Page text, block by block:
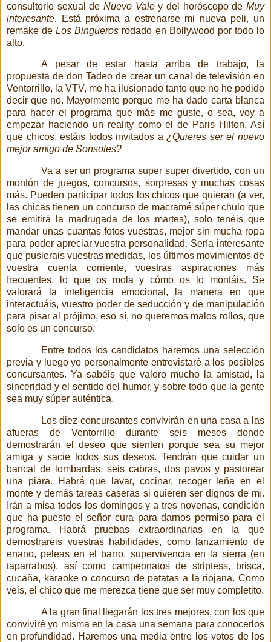
consultorio sexual de Nuevo Valey del horóscopo deMuy
interesante. Está próxima a estrenarse mi nueva peli, un
remake deLos Bingueros rodado en Bollywood por todo lo
alto.
A pesar de estar hasta arriba de trabajo, la
propuesta de don Tadeo de crear un canal de televisión en
Ventorrillo, la VTV, me ha ilusionado tanto que no he podido
decir que no. Mayormente porque me ha dado carta blanca
para hacer el programa que más me guste, o sea, voy a
empezar haciendo un reality como el de Paris Hilton. Así
que chicos, estáis todos invitados a¿Quieres ser el nuevo
mejor amigo de Sonsoles?
Va a ser un programa super super divertido, con un
montón de juegos, concursos, sorpresas y muchas cosas
más. Pueden participar todos los chicos que quieran (a ver,
las chicas tienen un concurso de macramé súper chulo que
se emitirá la madrugada de los martes), solo tenéis que
mandar unas cuantas fotos vuestras, mejor sin mucha ropa
para poder apreciar vuestra personalidad. Sería interesante
que pusierais vuestras medidas, los últimos movimientos de
vuestra cuenta corriente, vuestras aspiraciones más
frecuentes, lo que os mola y cómo os lo montáis. Se
valorará la inteligencia emocional, la manera en que
interactuáis, vuestro poder de seducción y de manipulación
para pisar al prójimo, eso sí, no queremos malos rollos, que
solo es un concurso.
Entre todos los candidatos haremos una selección
previa y luego yo personalmente entrevistaré a los posibles
concursantes. Ya sabéis que valoro mucho la amistad, la
sinceridad y el sentido del humor, y sobre todo que la gente
sea muy súper auténtica.
Los diez concursantes convivirán en una casa a las
afueras de Ventorrillo durante seis meses donde
demostrarán el deseo que sienten porque sea su mejor
amiga y sacie todos sus deseos. Tendrán que cuidar un
bancal de lombardas, seis cabras, dos pavos y pastorear
una piara. Habrá que lavar, cocinar, recoger leña en el
monte y demás tareas caseras si quieren ser dignos de mí.
Irán a misa todos los domingos y a tres novenas, condición
que ha puesto el señor cura para darnos permiso para el
programa. Habrá pruebas extraordinarias en la que
demostrareis vuestras habilidades, como lanzamiento de
enano, peleas en el barro, supervivencia en la sierra (en
taparrabos), así como campeonatos de striptess, brisca,
cucaña, karaoke o concurso de patatas a la riojana. Como
veis, el chico que me merezca tiene que ser muy completito.
A la gran final llegarán los tres mejores, con los que
conviviré yo misma en la casa una semana para conocerlos
en profundidad. Haremos una media entre los votos de los